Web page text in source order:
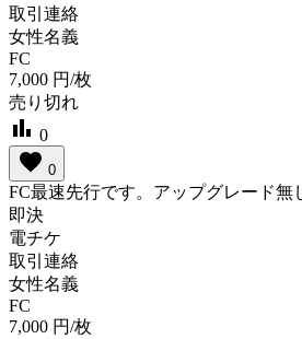
取引連絡
女性名義
FC
7,000 円/枚
売り切れ
bar_chart 0
favorite 0
FC最速先行です。アップグレード無
即決
電チケ
取引連絡
女性名義
FC
7,000 円/枚